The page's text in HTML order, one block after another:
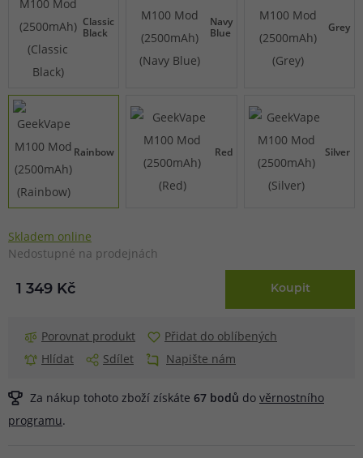
Classic
Black
Navy
Blue
Grey
Rainbow Red Silver
Skladem online
Nedostupné na prodejnách
1 349 Kč Koupit
Porovnat produkt
Přidat do oblíbených
Hlídat
Sdílet Napište nám
Za nákup tohoto zboží získáte 67 bodů do věrnostního
programu.